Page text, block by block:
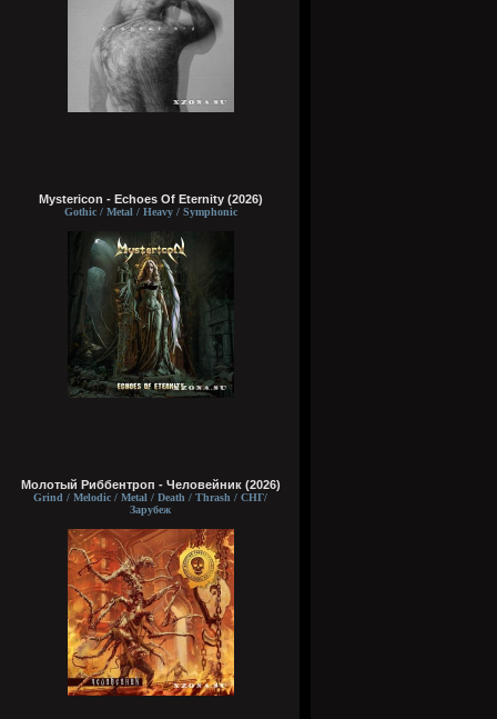
Mystericon - Echoes Of Eternity (2026)
Gothic / Metal / Heavy / Symphonic
Молотый Риббентроп - Человейник (2026)
Grind / Melodic / Metal / Death / Thrash / СНГ/
Зарубеж